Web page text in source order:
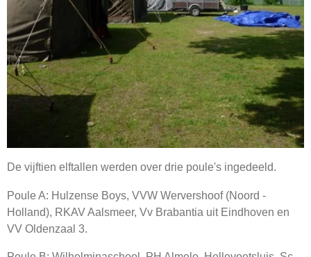
De vijftien elftallen werden over drie poule's ingedeeld.
Poule A: Hulzense Boys, VVW Wervershoof (Noord -
Holland), RKAV Aalsmeer, Vv Brabantia uit Eindhoven en
VV Oldenzaal 3.